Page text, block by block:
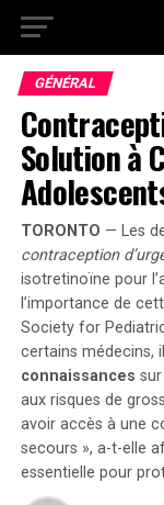
GÉNÉRAL
Solution à
TORONTO — Les
contraception
isotretinoïne pour
l’importance de
Society for
certains médecins,
connaissances
aux risques de
avoir accès à une
secours », a-t-elle
essentielle pour